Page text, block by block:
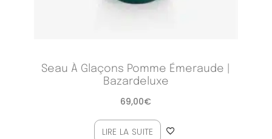
Seau À Glaçons Pomme Émeraude |
Bazardeluxe
69,00€
LIRE LA SUITE